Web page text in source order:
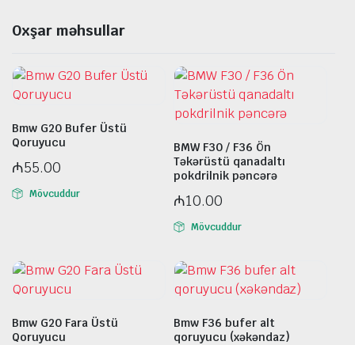
Oxşar məhsullar
Bmw G20 Bufer Üstü
Qoruyucu
₼55.00
Mövcuddur
BMW F30 / F36 Ön
Təkərüstü qanadaltı
pokdrilnik pəncərə
₼10.00
Mövcuddur
Bmw G20 Fara Üstü
Qoruyucu
Bmw F36 bufer alt
qoruyucu (xəkəndaz)